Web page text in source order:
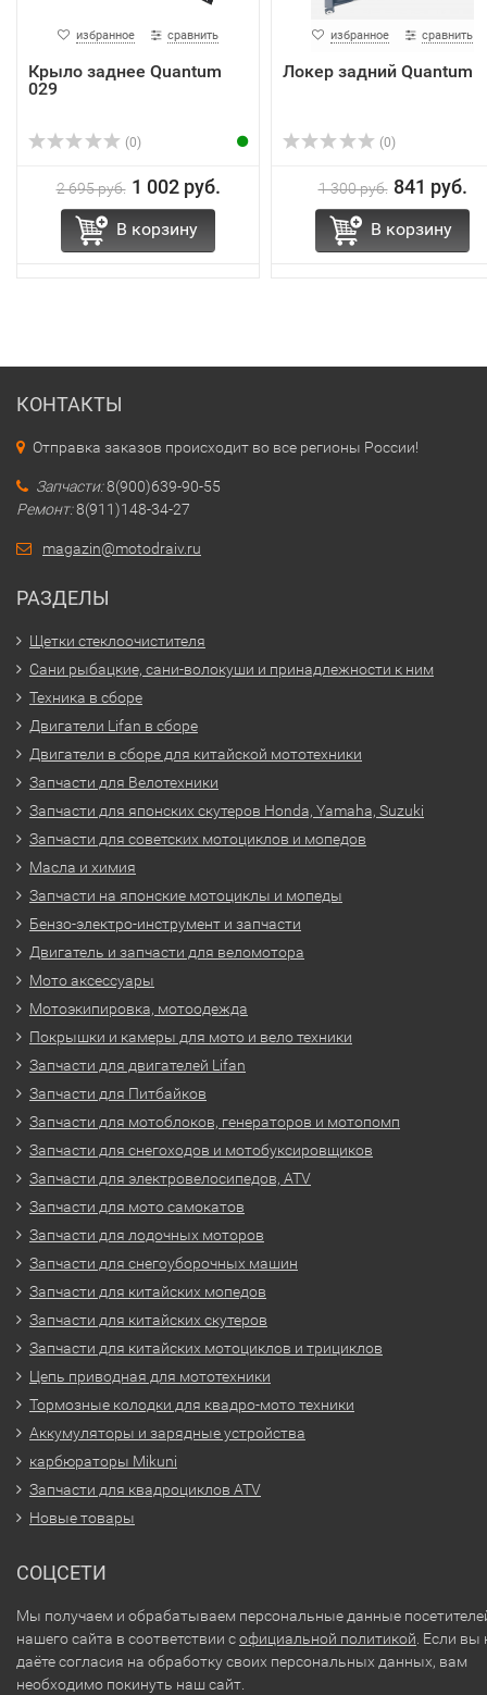
избранное сравнить
Крыло заднее Quantum
029
(0)
2 695 руб. 1 002 руб.
В корзину
избранное сравнить
Локер задний Quantum
(0)
1 300 руб. 841 руб.
В корзину
КОНТАКТЫ
Отправка заказов происходит во все регионы России!
Запчасти:8(900)639-90-55
Ремонт:8(911)148-34-27
magazin@motodraiv.ru
РАЗДЕЛЫ
Щетки стеклоочистителя
Сани рыбацкие, сани-волокуши и принадлежности к ним
Техника в сборе
Двигатели Lifan в сборе
Двигатели в сборе для китайской мототехники
Запчасти для Велотехники
Запчасти для японских скутеров Honda, Yamaha, Suzuki
Запчасти для советских мотоциклов и мопедов
Масла и химия
Запчасти на японские мотоциклы и мопеды
Бензо-электро-инструмент и запчасти
Двигатель и запчасти для веломотора
Мото аксессуары
Мотоэкипировка, мотоодежда
Покрышки и камеры для мото и вело техники
Запчасти для двигателей Lifan
Запчасти для Питбайков
Запчасти для мотоблоков, генераторов и мотопомп
Запчасти для снегоходов и мотобуксировщиков
Запчасти для электровелосипедов, ATV
Запчасти для мото самокатов
Запчасти для лодочных моторов
Запчасти для снегоуборочных машин
Запчасти для китайских мопедов
Запчасти для китайских скутеров
Запчасти для китайских мотоциклов и трициклов
Цепь приводная для мототехники
Тормозные колодки для квадро-мото техники
Аккумуляторы и зарядные устройства
карбюраторы Mikuni
Запчасти для квадроциклов ATV
Новые товары
СОЦСЕТИ
Мы получаем и обрабатываем персональные данные
нашего сайта в соответствии софициальной политикой. Если вы
даёте согласия на обработку своих персональных данных, вам
необходимо покинуть наш сайт.